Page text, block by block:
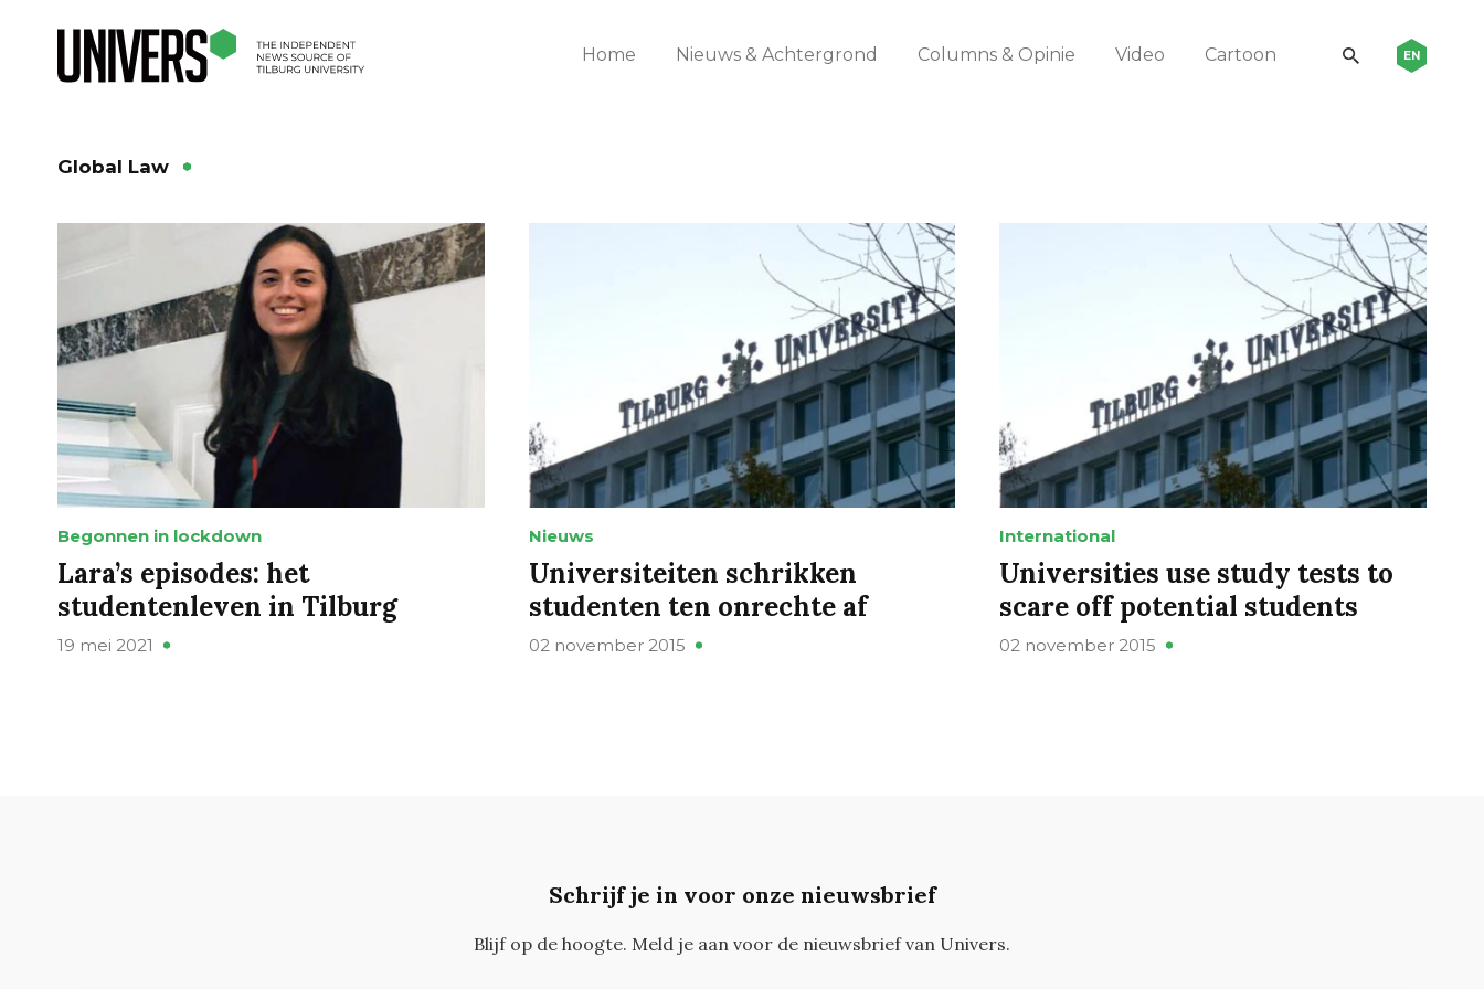
Home Nieuws & Achtergrond Columns & Opinie Video Cartoon EN
Global Law
Begonnen in lockdown
Lara’s episodes: het
studentenleven in Tilburg
19 mei 2021
Nieuws
Universiteiten schrikken
studenten ten onrechte af
02 november 2015
International
Universities use study tests to
scare off potential students
02 november 2015
Schrijf je in voor onze nieuwsbrief
Blijf op de hoogte. Meld je aan voor de nieuwsbrief van Univers.